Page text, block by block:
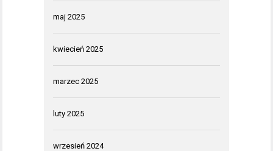
maj 2025
kwiecień 2025
marzec 2025
luty 2025
wrzesień 2024